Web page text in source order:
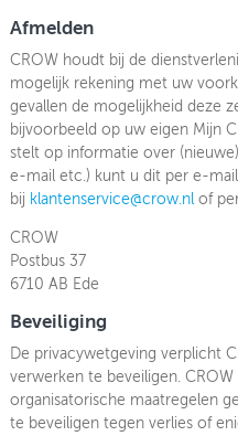
Afmelden
CROW houdt bij de
mogelijk rekening met uw
gevallen de mogelijkheid deze
bijvoorbeeld op uw eigen Mijn
stelt op informatie over
e-mail etc.) kunt u dit per e-
bij klantenservice@crow.nlof
CROW
Postbus 37
6710 AB Ede
Beveiliging
De privacywetgeving verplicht
verwerken te beveiligen.
organisatorische maatregelen
te beveiligen tegen verlies of